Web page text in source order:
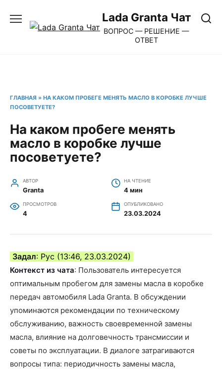
содержанию
Lada Granta Чат
ВОПРОС — РЕШЕНИЕ —
ОТВЕТ
ГЛАВНАЯ » НА КАКОМ ПРОБЕГЕ МЕНЯТЬ МАСЛО В КОРОБКЕ ЛУЧШЕ
ПОСОВЕТУЕТЕ?
На каком пробеге менять
масло в коробке лучше
посоветуете?
АВТОР
Granta
НА ЧТЕНИЕ
4 мин
ПРОСМОТРОВ
4
ОПУБЛИКОВАНО
23.03.2024
Задал: Рус (13:46, 23.03.2024)
Контекст из чата: Пользователь интересуется
оптимальным пробегом для замены масла в коробке
передач автомобиля Lada Granta. В обсуждении
упоминаются рекомендации по техническому
обслуживанию, важность своевременной замены
масла, влияние на долговечность трансмиссии и
советы по эксплуатации. В диалоге затрагиваются
вопросы типа: периодичность замены масла,